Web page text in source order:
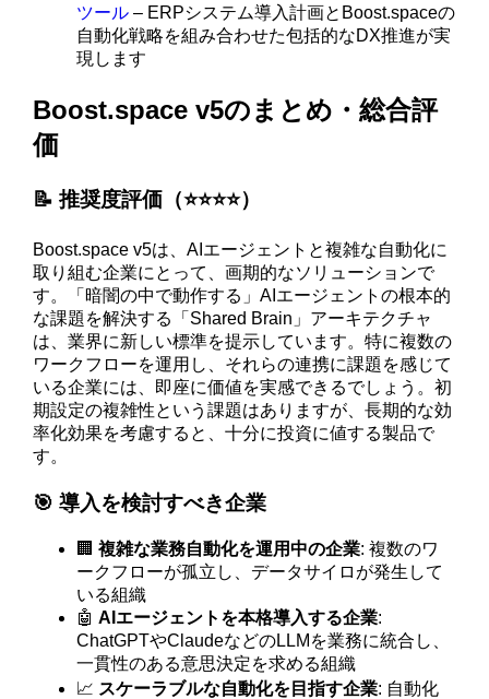
ツール – ERPシステム導入計画とBoost.spaceの
自動化戦略を組み合わせた包括的なDX推進が実
現します
Boost.space v5のまとめ・総合評
価
📝 推奨度評価（⭐️⭐️⭐️⭐️）
Boost.space v5は、AIエージェントと複雑な自動化に
取り組む企業にとって、画期的なソリューションで
す。「暗闇の中で動作する」AIエージェントの根本的
な課題を解決する「Shared Brain」アーキテクチャ
は、業界に新しい標準を提示しています。特に複数の
ワークフローを運用し、それらの連携に課題を感じて
いる企業には、即座に価値を実感できるでしょう。初
期設定の複雑性という課題はありますが、長期的な効
率化効果を考慮すると、十分に投資に値する製品で
す。
🎯 導入を検討すべき企業
🏢複雑な業務自動化を運用中の企業: 複数のワ
ークフローが孤立し、データサイロが発生して
いる組織
🤖AIエージェントを本格導入する企業:
ChatGPTやClaudeなどのLLMを業務に統合し、
一貫性のある意思決定を求める組織
📈 スケーラブルな自動化を目指す企業: 自動化